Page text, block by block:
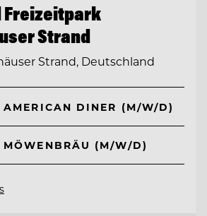
Freizeitpark
Strand
Strand, Deutschland
AMERICAN DINER (M/W/D)
MÖWENBRÄU (M/W/D)